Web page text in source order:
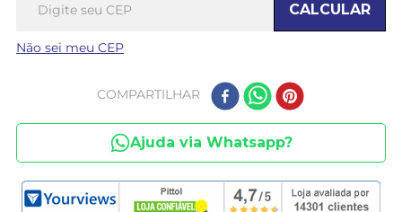
CALCULAR
Não sei meu CEP
COMPARTILHAR
Ajuda via Whatsapp?